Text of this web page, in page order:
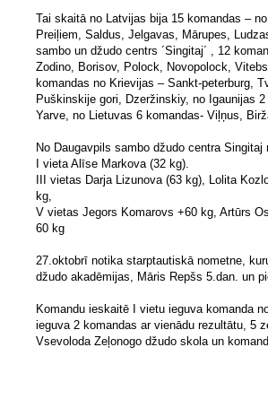
Tai skaitā no Latvijas bija 15 komandas –
Preiļiem, Saldus, Jelgavas, Mārupes,
sambo un džudo centrs ´Singitaj´ , 12
Zodino, Borisov, Polock, Novopolock,
komandas no Krievijas – Sankt-peterburg,
Puškinskije gori, Dzeržinskiy, no Igaunijas
Yarve, no Lietuvas 6 komandas- Viļņus,
No Daugavpils sambo džudo centra Singitaj
I vieta Alīse Markova (32 kg).
III vietas Darja Lizunova (63 kg), Lolita
kg,
V vietas Jegors Komarovs +60 kg, Artūrs
60 kg
27.oktobrī notika starptautiskā nometne,
džudo akadēmijas, Māris Repšs 5.dan. un
Komandu ieskaitē I vietu ieguva komanda
ieguva 2 komandas ar vienādu rezultātu, 5
Vsevoloda Zeļonogo džudo skola un